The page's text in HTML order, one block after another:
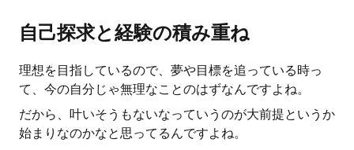
自己探求と経験の積み重ね
理想を目指しているので、夢や目標を追っている時っ
て、今の自分じゃ無理なことのはずなんですよね。
だから、叶いそうもないなっていうのが大前提というか
始まりなのかなと思ってるんですよね。